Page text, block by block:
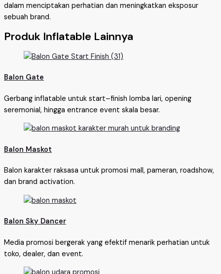
dalam menciptakan perhatian dan meningkatkan eksposur
sebuah brand.
Produk Inflatable Lainnya
Balon Gate
Gerbang inflatable untuk start–finish lomba lari, opening
seremonial, hingga entrance event skala besar.
Balon Maskot
Balon karakter raksasa untuk promosi mall, pameran, roadshow,
dan brand activation.
Balon Sky Dancer
Media promosi bergerak yang efektif menarik perhatian untuk
toko, dealer, dan event.